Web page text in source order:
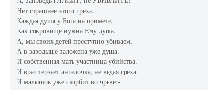
Нет страшнее этого греха.
Каждая душа у Бога на примете.
Как сокровище нужна Ему душа.
А, мы своих детей преступно убиваем,
А в зародыше заложена уже душа.
И собственная мать участница убийства.
И врач терзает ангелочка, не ведая греха.
И малышок уже скорбит во чреве;-